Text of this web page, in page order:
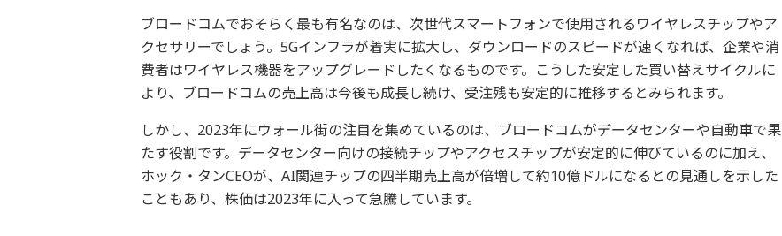
ブロードコムでおそらく最も有名なのは、次世代スマートフォンで使用されるワイヤレスチップやア
クセサリーでしょう。5Gインフラが着実に拡大し、ダウンロードのスピードが速くなれば、企業や消
費者はワイヤレス機器をアップグレードしたくなるものです。こうした安定した買い替えサイクルに
より、ブロードコムの売上高は今後も成長し続け、受注残も安定的に推移するとみられます。
しかし、2023年にウォール街の注目を集めているのは、ブロードコムがデータセンターや自動車で果
たす役割です。データセンター向けの接続チップやアクセスチップが安定的に伸びているのに加え、
ホック・タンCEOが、AI関連チップの四半期売上高が倍増して約10億ドルになるとの見通しを示した
こともあり、株価は2023年に入って急騰しています。